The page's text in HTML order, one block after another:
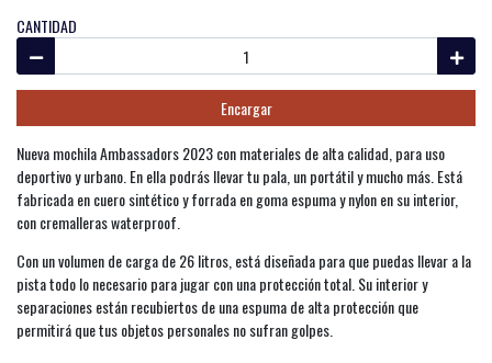
CANTIDAD
Encargar
Nueva mochila Ambassadors 2023 con materiales de alta calidad, para uso
deportivo y urbano. En ella podrás llevar tu pala, un portátil y mucho más. Está
fabricada en cuero sintético y forrada en goma espuma y nylon en su interior,
con cremalleras waterproof.
Con un volumen de carga de 26 litros, está diseñada para que puedas llevar a la
pista todo lo necesario para jugar con una protección total. Su interior y
separaciones están recubiertos de una espuma de alta protección que
permitirá que tus objetos personales no sufran golpes.